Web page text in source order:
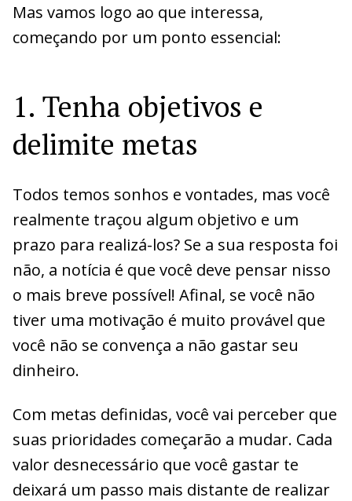
Mas vamos logo ao que interessa,
começando por um ponto essencial:
1. Tenha objetivos e
delimite metas
Todos temos sonhos e vontades, mas você
realmente traçou algum objetivo e um
prazo para realizá-los? Se a sua resposta foi
não, a notícia é que você deve pensar nisso
o mais breve possível! Afinal, se você não
tiver uma motivação é muito provável que
você não se convença a não gastar seu
dinheiro.
Com metas definidas, você vai perceber que
suas prioridades começarão a mudar. Cada
valor desnecessário que você gastar te
deixará um passo mais distante de realizar